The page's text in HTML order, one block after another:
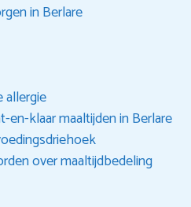
in Berlare
allergie
klaar maaltijden in Berlare
over maaltijdbedeling